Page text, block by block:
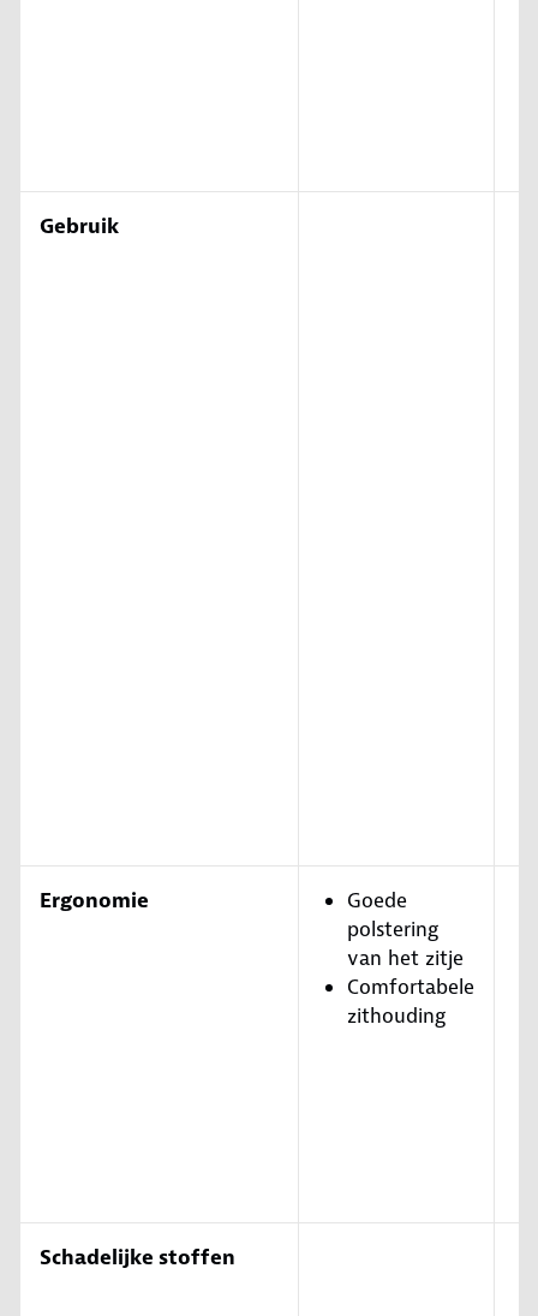
Gebruik
Ergonomie
Goede
polstering
van het zitje
Comfortabele
zithouding
Schadelijke stoffen